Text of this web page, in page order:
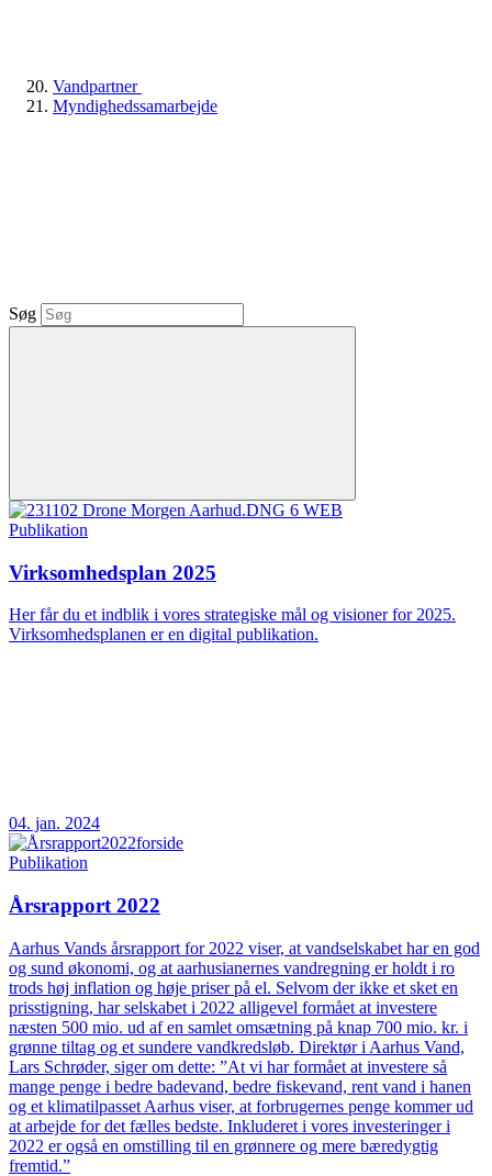
Vandpartner
Myndighedssamarbejde
Søg
Publikation
Virksomhedsplan 2025
Her får du et indblik i vores strategiske mål og visioner for 2025.
Virksomhedsplanen er en digital publikation.
04. jan. 2024
Publikation
Årsrapport 2022
Aarhus Vands årsrapport for 2022 viser, at vandselskabet har en god
og sund økonomi, og at aarhusianernes vandregning er holdt i ro
trods høj inflation og høje priser på el. Selvom der ikke et sket en
prisstigning, har selskabet i 2022 alligevel formået at investere
næsten 500 mio. ud af en samlet omsætning på knap 700 mio. kr. i
grønne tiltag og et sundere vandkredsløb. Direktør i Aarhus Vand,
Lars Schrøder, siger om dette: ”At vi har formået at investere så
mange penge i bedre badevand, bedre fiskevand, rent vand i hanen
og et klimatilpasset Aarhus viser, at forbrugernes penge kommer ud
at arbejde for det fælles bedste. Inkluderet i vores investeringer i
2022 er også en omstilling til en grønnere og mere bæredygtig
fremtid.”